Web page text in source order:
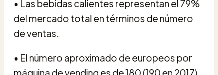
• Las bebidas calientes representan el 79%
del mercado total en términos de número
de ventas.
• El número aproximado de europeos por
máquina de vending es de 180 (190 en 2017),